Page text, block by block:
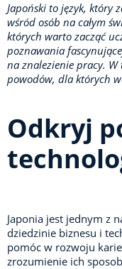
Japoński to język, który
wśród osób na całym
których warto zacząć
poznawania
na znalezienie pracy.
powodów, dla których
Odkryj
Japonia jest jednym z
dziedzinie biznesu i
pomóc w rozwoju
zrozumienie ich